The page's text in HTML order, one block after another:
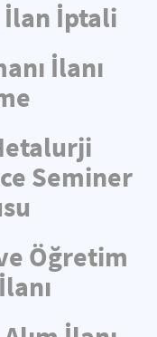
İptali
İlanı
Seminer
Öğretim